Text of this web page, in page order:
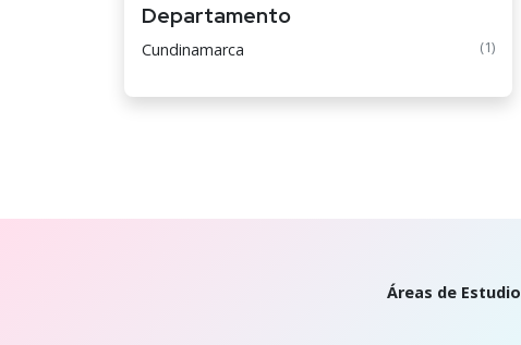
Departamento
Cundinamarca (1)
Áreas de Estudio